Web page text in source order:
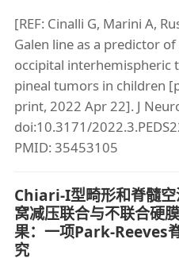
[REF: Cinalli G, Marini A,
Galen line as a predictor
occipital interhemispheric
pineal tumors in children
print, 2022 Apr 22]. J
doi:10.3171/
PMID: 35453105
Chiari-I型畸形和脊髓
窝减压联合与不联合硬
果：一项Park-Reeves
究